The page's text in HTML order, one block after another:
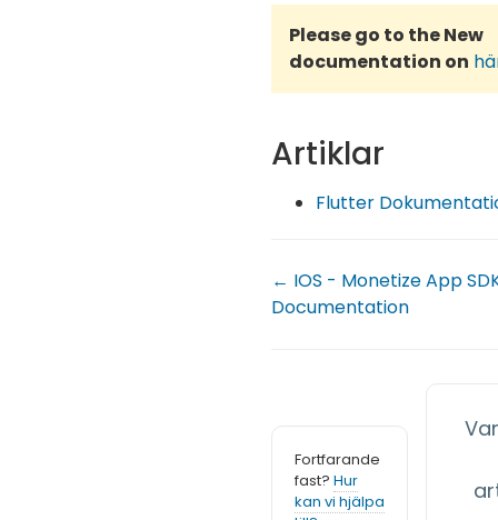
Please go to the New
documentation on
Artiklar
Flutter
← IOS - Monetize App
Documentation
Fortfarande
fast? Hur
kan vi hjälpa